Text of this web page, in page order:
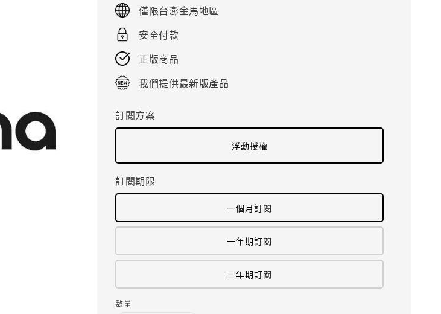
僅限台澎金馬地區
安全付款
正版商品
我們提供最新版產品
訂閱方案
浮動授權
訂閱期限
一個月訂閱
一年期訂閱
三年期訂閱
數量